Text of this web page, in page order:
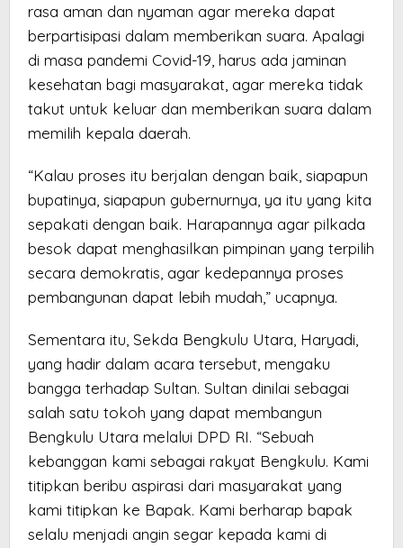
rasa aman dan nyaman agar mereka dapat
berpartisipasi dalam memberikan suara. Apalagi
di masa pandemi Covid-19, harus ada jaminan
kesehatan bagi masyarakat, agar mereka tidak
takut untuk keluar dan memberikan suara dalam
memilih kepala daerah.
“Kalau proses itu berjalan dengan baik, siapapun
bupatinya, siapapun gubernurnya, ya itu yang kita
sepakati dengan baik. Harapannya agar pilkada
besok dapat menghasilkan pimpinan yang terpilih
secara demokratis, agar kedepannya proses
pembangunan dapat lebih mudah,” ucapnya.
Sementara itu, Sekda Bengkulu Utara, Haryadi,
yang hadir dalam acara tersebut, mengaku
bangga terhadap Sultan. Sultan dinilai sebagai
salah satu tokoh yang dapat membangun
Bengkulu Utara melalui DPD RI. “Sebuah
kebanggan kami sebagai rakyat Bengkulu. Kami
titipkan beribu aspirasi dari masyarakat yang
kami titipkan ke Bapak. Kami berharap bapak
selalu menjadi angin segar kepada kami di